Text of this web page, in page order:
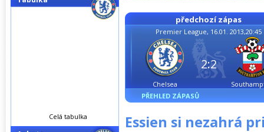
předchozí zápas
Premier League, 16.01. 2013,20:45
Chelsea
2:2
PŘEHLED ZÁPASŮ
Essien si nezahrá
Celá tabulka